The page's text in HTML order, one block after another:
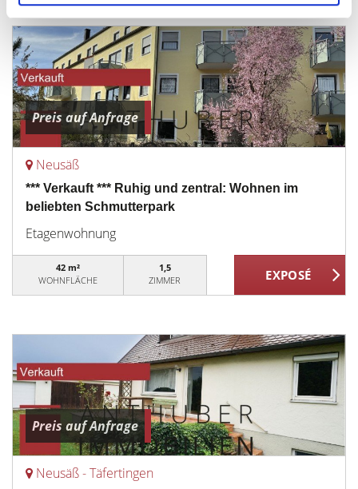
Preis auf Anfrage
Neusäß
*** Verkauft *** Ruhig und zentral: Wohnen im
beliebten Schmutterpark
Etagenwohnung
42 m²
WOHNFLÄCHE
1,5
ZIMMER
Preis auf Anfrage
Neusäß - Täfertingen